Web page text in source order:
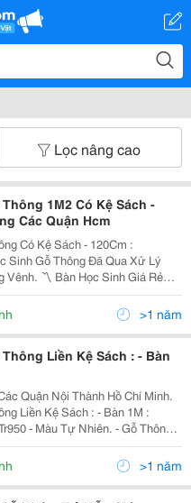
Lọc nâng cao
1M2 Có Kệ Sách -
Các Quận Hcm
Có Kệ Sách - 120Cm :
Sinh Gỗ Thông Đã Qua Xử Lý
Vênh. 〽️ Bàn Học Sinh Giá Rẻ
Khóa, Còn Có Thêm Kệ Sách
Đựng Sách Vở, Cặp Túi Và Đồ
>1 năm
Liền Kệ Sách : - Bàn
Quận Nội Thành Hồ Chí Minh.
Liền Kệ Sách : - Bàn 1M :
- Màu Tự Nhiên. - Gỗ Thông
Mối Mọt , Cong Vênh. - Bàn
Trên Bàn, 2 Hộc Kéo Và 1...>1 năm